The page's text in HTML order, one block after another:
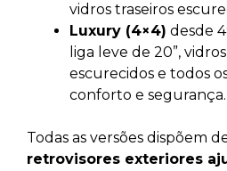
vidros traseiros
Luxury (4×4) desde
liga leve de 20”,
escurecidos e todos
conforto e segurança.
Todas as versões dispõem
retrovisores exteriores